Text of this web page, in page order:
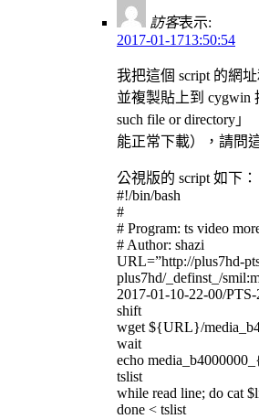
訪客表示:
2017-01-1713:50:54
我把這個 script 的網
並複製貼上到 cygwin
such file or directory
能正常下載），請問
公視版的 script 如下：
#!/bin/bash
#
# Program: ts video
# Author: shazi
URL=”http://plus7hd-
plus7hd/_definst_/
2017-01-10-22-00/
shift
wget ${URL}/
wait
echo
tslist
while read line; do cat
done < tslist